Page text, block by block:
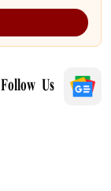
Follow Us